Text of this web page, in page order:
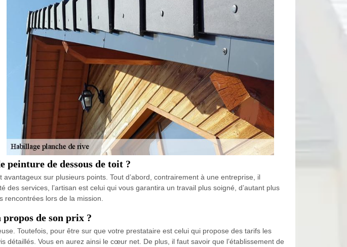
de dessous de toit ?
sur plusieurs points. Tout d’abord, contrairement à une entreprise, il
services, l’artisan est celui qui vous garantira un travail plus soigné, d’autant plus
lors de la mission.
de son prix ?
Toutefois, pour être sur que votre prestataire est celui qui propose des tarifs les
Vous en aurez ainsi le cœur net. De plus, il faut savoir que l’établissement de